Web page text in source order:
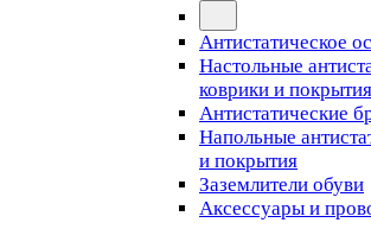
Антистатическое
Настольные
коврики и покрытия
Антистатические
Напольные
и покрытия
Заземлители обуви
Аксессуары и